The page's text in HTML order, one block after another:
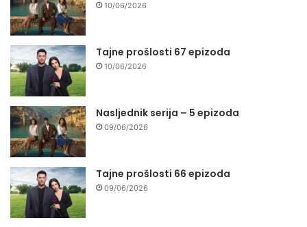
10/06/2026
Tajne prošlosti 67 epizoda
10/06/2026
Nasljednik serija – 5 epizoda
09/06/2026
Tajne prošlosti 66 epizoda
09/06/2026